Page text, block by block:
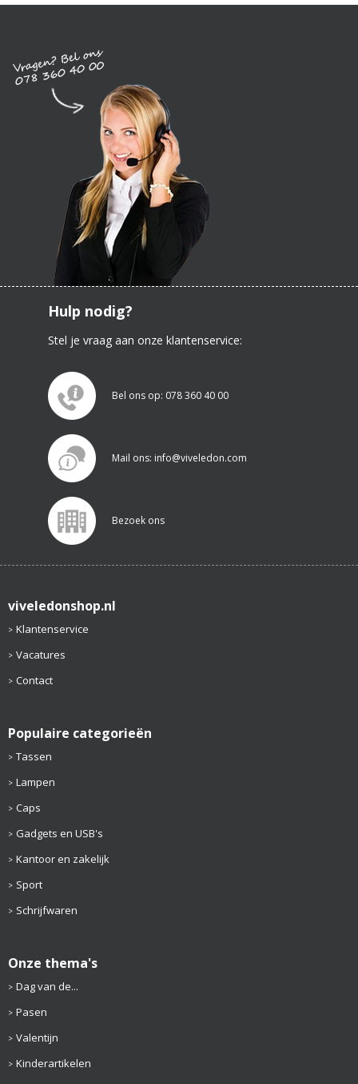
Hulp nodig?
Stel je vraag aan onze klantenservice:
Bel ons op: 078 360 40 00
Mail ons: info@viveledon.com
Bezoek ons
viveledonshop.nl
Klantenservice
Vacatures
Contact
Populaire categorieën
Tassen
Lampen
Caps
Gadgets en USB's
Kantoor en zakelijk
Sport
Schrijfwaren
Onze thema's
Dag van de...
Pasen
Valentijn
Kinderartikelen